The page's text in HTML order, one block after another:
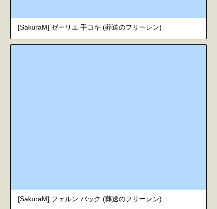
[SakuraM] ゼーリエ 手コキ (葬送のフリーレン)
[SakuraM] フェルン バック (葬送のフリーレン)